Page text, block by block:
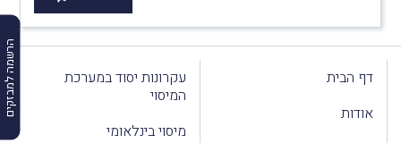
הרשמה למבזקים
דף הבית
אודות
עקרונות יסוד במערכת
המיסוי
מיסוי בינלאומי